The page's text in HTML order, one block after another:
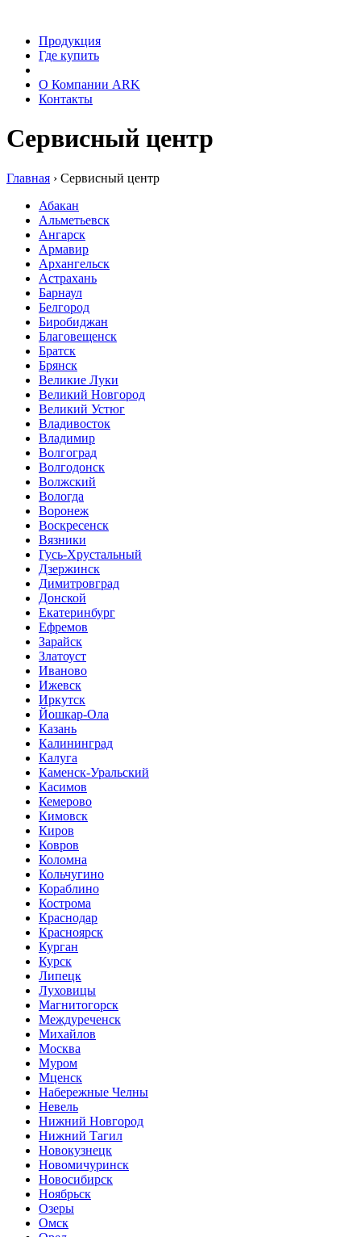
Продукция
Где купить
О Компании ARK
Контакты
Сервисный центр
Главная › Сервисный центр
Абакан
Альметьевск
Ангарск
Армавир
Архангельск
Астрахань
Барнаул
Белгород
Биробиджан
Благовещенск
Братск
Брянск
Великие Луки
Великий Новгород
Великий Устюг
Владивосток
Владимир
Волгоград
Волгодонск
Волжский
Вологда
Воронеж
Воскресенск
Вязники
Гусь-Хрустальный
Дзержинск
Димитровград
Донской
Екатеринбург
Ефремов
Зарайск
Златоуст
Иваново
Ижевск
Иркутск
Йошкар-Ола
Казань
Калининград
Калуга
Каменск-Уральский
Касимов
Кемерово
Кимовск
Киров
Ковров
Коломна
Кольчугино
Кораблино
Кострома
Краснодар
Красноярск
Курган
Курск
Липецк
Луховицы
Магнитогорск
Междуреченск
Михайлов
Москва
Муром
Мценск
Набережные Челны
Невель
Нижний Новгород
Нижний Тагил
Новокузнецк
Новомичуринск
Новосибирск
Ноябрьск
Озеры
Омск